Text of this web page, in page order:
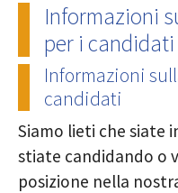
Informazioni
per i candidati
Informazioni
candidati
Siamo lieti che siate
stiate candidando o
posizione nella